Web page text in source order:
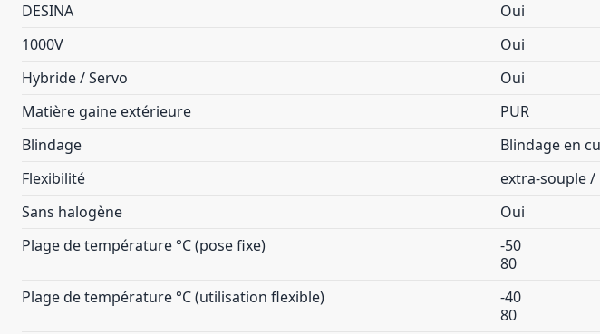
DESINA
Oui
1000V
Oui
Hybride / Servo
Oui
Matière gaine extérieure
PUR
Blindage
Blindage en
Flexibilité
extra-souple
Sans halogène
Oui
Plage de température °C (pose fixe)
-50
80
Plage de température °C (utilisation flexible)
-40
80